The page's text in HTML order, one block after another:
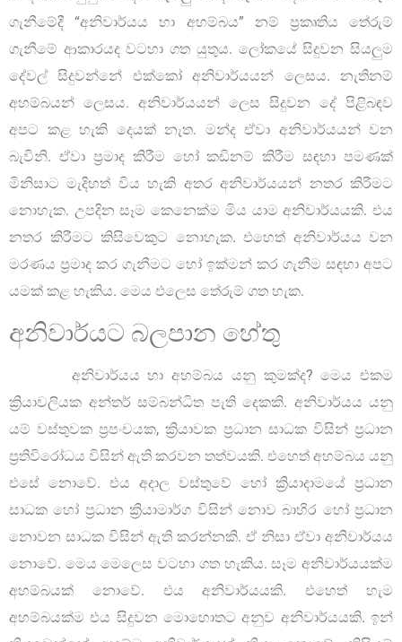
ගැනීමේදී “අනිවාර්යය හා අහම්බය” නම් ප්‍රකෘතිය තේරුම්
ගැනීමේ ආකාරයද වටහා ගත යුතුය. ලෝකයේ සිදුවන සියලුම
දේවල් සිදුවන්නේ එක්කෝ අනිවාර්යයන් ලෙසය. නැතිනම්
අහම්බයන් ලෙසය. අනිවාර්යයන් ලෙස සිදුවන දේ පිළිබඳව
අපට කළ හැකි දෙයක් නැත. මන්ද ඒවා අනිවාර්යයන් වන
බැවිනි. ඒවා ප්‍රමාද කිරීම හෝ කඩිනම් කිරීම සඳහා පමණක්
මිනිසාට මැදිහත් විය හැකි අතර අනිවාර්යයන් නතර කිරීමට
නොහැක. උපදින සෑම කෙනෙක්ම මිය යාම අනිවාර්යයකි. එය
නතර කිරීමට කිසිවෙකුට නොහැක. එහෙත් අනිවාර්යය වන
මරණය ප්‍රමාද කර ගැනීමට හෝ ඉක්මන් කර ගැනීම සඳහා අපට
යමක් කළ හැකිය. මෙය එලෙස තේරුම් ගත හැක.
අනිවාර්යට බලපාන හේතු
අනිවාර්යය හා අහම්බය යනු කුමක්ද? මෙය එකම
ක්‍රියාවලියක අන්තර් සම්බන්ධිත පැති දෙකකි. අනිවාර්යය යනු
යම් වස්තුවක ප්‍රපංචයක, ක්‍රියාවක ප්‍රධාන සාධක විසින් ප්‍රධාන
ප්‍රතිවිරෝධය විසින් ඇති කරවන තත්වයකි. එහෙත් අහම්බය යනු
එසේ නොවේ. එය අදාල වස්තුවේ හෝ ක්‍රියාදාමයේ ප්‍රධාන
සාධක හෝ ප්‍රධාන ක්‍රියාමාර්ග විසින් නොව බාහිර හෝ ප්‍රධාන
නොවන සාධක විසින් ඇති කරන්නකි. ඒ නිසා ඒවා අනිවාර්යය
නොවේ. මෙය මෙලෙස වටහා ගත හැකිය. සෑම අනිවාර්යයක්ම
අහම්බයක් නොවේ. එය අනිවාර්යයකි. එහෙත් හැම
අහම්බයක්ම එය සිදුවන මොහොතට අනුව අනිවාර්යයකි. ඉන්